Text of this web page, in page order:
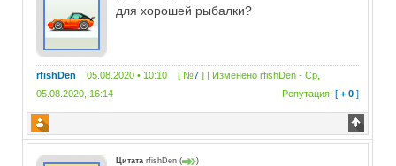
для хорошей рыбалки?
rfishDen 05.08.2020 • 10:10 [ №7 ] | ИзмененоrfishDen -Ср,
05.08.2020, 16:14
Репутация: [+ 0 ]
Цитата rfishDen ( )